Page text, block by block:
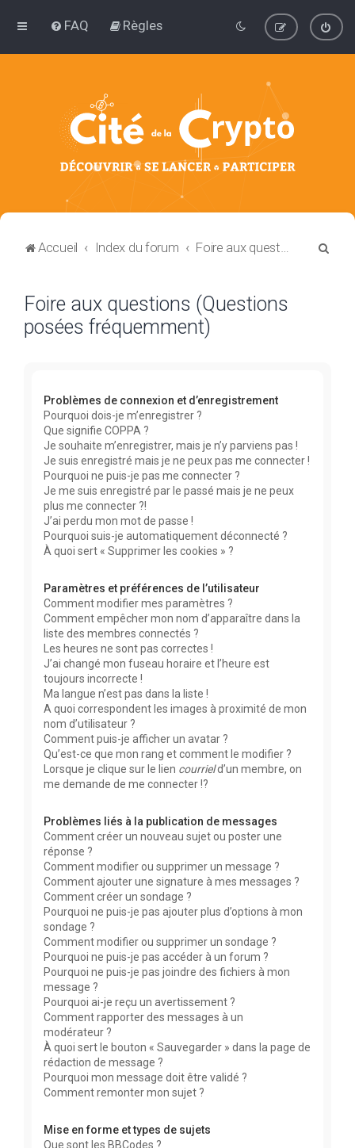
FAQ Règles
Accueil Index du forum Foire aux questions (Questions posées fréquemment)
Foire aux questions (Questions
posées fréquemment)
Problèmes de connexion et d’enregistrement
Pourquoi dois-je m’enregistrer ?
Que signifie COPPA ?
Je souhaite m’enregistrer, mais je n’y parviens pas !
Je suis enregistré mais je ne peux pas me connecter !
Pourquoi ne puis-je pas me connecter ?
Je me suis enregistré par le passé mais je ne peux
plus me connecter ?!
J’ai perdu mon mot de passe !
Pourquoi suis-je automatiquement déconnecté ?
À quoi sert « Supprimer les cookies » ?
Paramètres et préférences de l’utilisateur
Comment modifier mes paramètres ?
Comment empêcher mon nom d’apparaître dans la
liste des membres connectés ?
Les heures ne sont pas correctes !
J’ai changé mon fuseau horaire et l’heure est
toujours incorrecte !
Ma langue n’est pas dans la liste !
A quoi correspondent les images à proximité de mon
nom d’utilisateur ?
Comment puis-je afficher un avatar ?
Qu’est-ce que mon rang et comment le modifier ?
Lorsque je clique sur le lien courrield’un membre, on
me demande de me connecter !?
Problèmes liés à la publication de messages
Comment créer un nouveau sujet ou poster une
réponse ?
Comment modifier ou supprimer un message ?
Comment ajouter une signature à mes messages ?
Comment créer un sondage ?
Pourquoi ne puis-je pas ajouter plus d’options à mon
sondage ?
Comment modifier ou supprimer un sondage ?
Pourquoi ne puis-je pas accéder à un forum ?
Pourquoi ne puis-je pas joindre des fichiers à mon
message ?
Pourquoi ai-je reçu un avertissement ?
Comment rapporter des messages à un
modérateur ?
À quoi sert le bouton « Sauvegarder » dans la page de
rédaction de message ?
Pourquoi mon message doit être validé ?
Comment remonter mon sujet ?
Mise en forme et types de sujets
Que sont les BBCodes ?